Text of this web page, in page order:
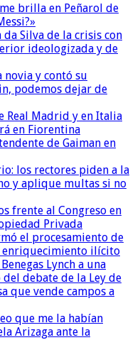
brilla en Peñarol de
Silva de la crisis con
ideologizada y de
novia y contó su
podemos dejar de
Real Madrid y en Italia
en Fiorentina
de Gaiman en
los rectores piden a la
y aplique multas si no
frente al Congreso en
Privada
el procesamiento de
enriquecimiento ilícito
Lynch a una
debate de la Ley de
que vende campos a
que me la habían
Arizaga ante la